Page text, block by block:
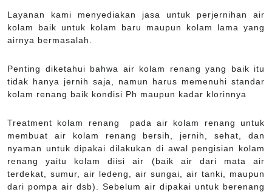
Layanan kami menyediakan jasa untuk perjernihan air
kolam baik untuk kolam baru maupun kolam lama yang
airnya bermasalah.
Penting diketahui bahwa air kolam renang yang baik itu
tidak hanya jernih saja, namun harus memenuhi standar
kolam renang baik kondisi Ph maupun kadar klorinnya
Treatment kolam renang pada air kolam renang untuk
membuat air kolam renang bersih, jernih, sehat, dan
nyaman untuk dipakai dilakukan di awal pengisian kolam
renang yaitu kolam diisi air (baik air dari mata air
terdekat, sumur, air ledeng, air sungai, air tanki, maupun
dari pompa air dsb). Sebelum air dipakai untuk berenang